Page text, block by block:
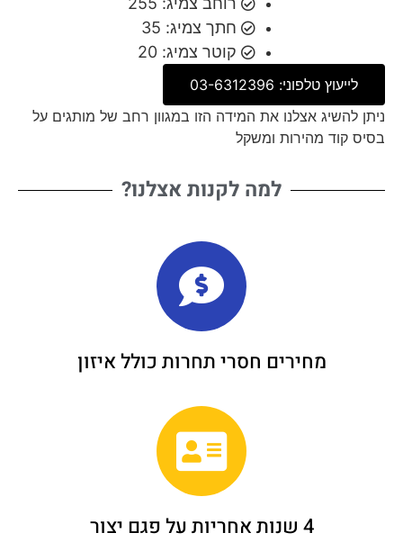
חתך צמיג: 35
קוטר צמיג: 20
לייעוץ טלפוני: 03-6312396
ניתן להשיג אצלנו את המידה הזו במגוון רחב של מותגים על
בסיס קוד מהירות ומשקל
למה לקנות אצלנו?
מחירים חסרי תחרות כולל איזון
4 שנות אחריות על פגם יצור